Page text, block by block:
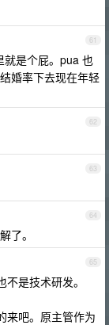
61
就是个屁。pua 也
婚率下去现在年轻
62
63
64
了。
65
是技术研发。
来吧。原主管作为